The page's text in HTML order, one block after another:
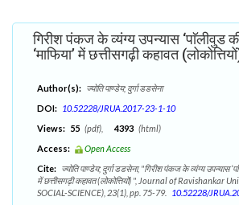
गिरीश पंकज के व्यंग्य उपन्यास ‘पाॅलीवुड
‘माफिया’ में छत्तीसगढ़ी कहावत
Author(s): ज्योति पाण्डेय; दुर्गा डडसेना
DOI: 10.52228/JRUA.2017-23-1-10
Views: 55 (pdf), 4393 (html)
Access:
Open Access
Cite: ज्योति पाण्डेय; दुर्गा डडसेना, "गिरीश पंकज के व्यंग्य उपन्यास
में छत्तीसगढ़ी कहावत (लोकोत्तियों) ", Journal of Ravishankar
SOCIAL-SCIENCE), 23(1), pp. 75-79. 10.52228/